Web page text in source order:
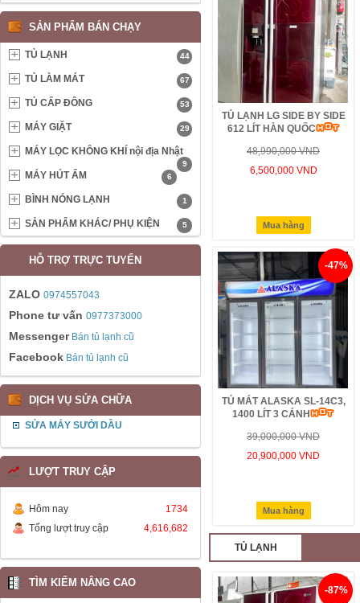
TỦ LẠNH LG SIDE BY SIDE
612 LÍT HÀN QUỐC
48,990,000 VND
6,500,000 VND
Mua hàng
-47%
TỦ MÁT ALASKA SL-14C3,
1400 LÍT 3 CÁNH
39,000,000 VND
20,900,000 VND
Mua hàng
TỦ LẠNH
-87%
SẢN PHẨM BÁN CHẠY
TỦ LẠNH 44
TỦ LÀM MÁT 67
TỦ CẤP ĐÔNG 53
MÁY GIẶT 29
MÁY LỌC KHÔNG KHÍ nội địa Nhật
9
MÁY HÚT ẨM 6
BÌNH NÓNG LẠNH 1
SẢN PHẨM KHÁC/ PHỤ KIỆN 5
HỖ TRỢ TRỰC TUYẾN
ZALO 0974557043
Phone tư vấn 0977373000
Messenger Bán tủ lạnh cũ
Facebook Bán tủ lạnh cũ
DỊCH VỤ SỬA CHỮA
SỬA MÁY SƯỞI DẦU
LƯỢT TRUY CẬP
Hôm nay
1734
Tổng lượt truy cập
4,616,682
TÌM KIẾM NÂNG CAO